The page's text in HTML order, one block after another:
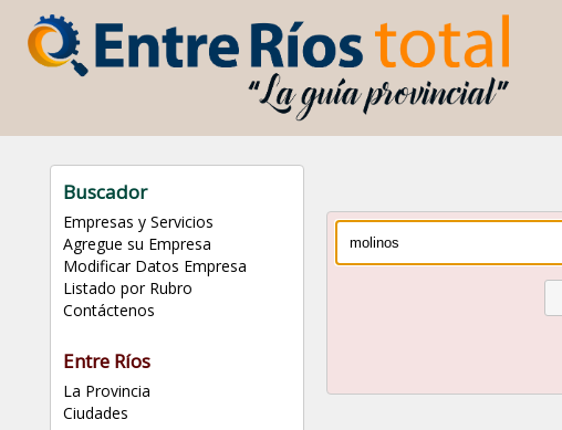
Buscador
Empresas y Servicios
Agregue su Empresa
Modificar Datos Empresa
Listado por Rubro
Contáctenos
Entre Ríos
La Provincia
Ciudades